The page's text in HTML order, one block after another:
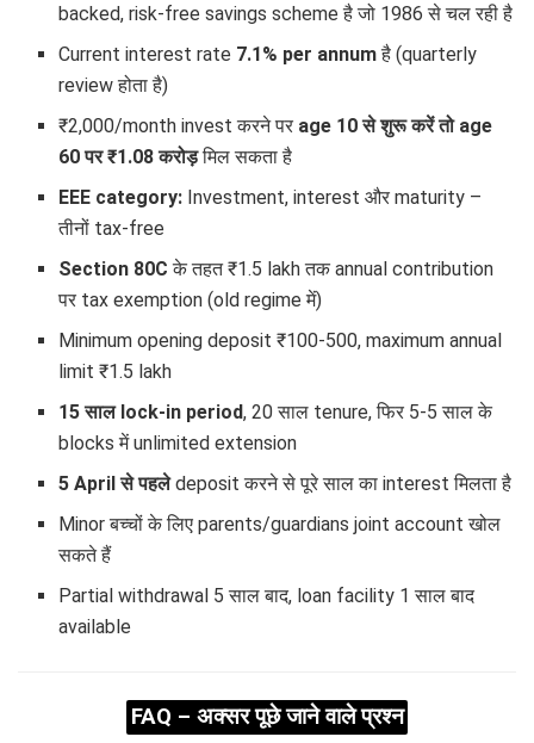
backed, risk-free savings scheme है जो 1986 से चल रही है
Current interest rate 7.1% per annumहै (quarterly
review होता है)
₹2,000/month invest करने पर age 10 से शुरू करें तो age
60 पर ₹1.08 करोड़मिल सकता है
EEE category: Investment, interest और maturity –
तीनों tax-free
Section 80C के तहत ₹1.5 lakh तक annual contribution
पर tax exemption (old regime में)
Minimum opening deposit ₹100-500, maximum annual
limit ₹1.5 lakh
15 साल lock-in period, 20 साल tenure, फिर 5-5 साल के
blocks में unlimited extension
5 April से पहलेdeposit करने से पूरे साल का interest मिलता है
Minor बच्चों के लिए parents/guardians joint account खोल
सकते हैं
Partial withdrawal 5 साल बाद, loan facility 1 साल बाद
available
FAQ – अक्सर पूछे जाने वाले प्रश्न